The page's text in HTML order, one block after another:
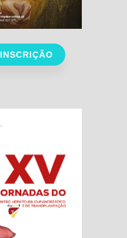
INSCRIÇÃO